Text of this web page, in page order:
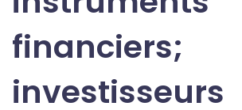
financiers;
investisseurs